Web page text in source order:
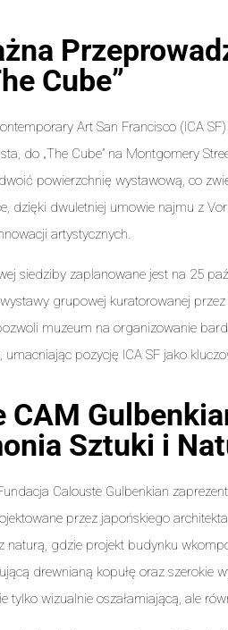
Cube”
Art San Francisco (ICA
do „The Cube” na Montgomery
powierzchnię wystawową, co
dzięki dwuletniej umowie najmu z
artystycznych.
siedziby zaplanowane jest na 25
grupowej kuratorowanej przez
muzeum na organizowanie
umacniając pozycję ICA SF jako
CAM
Sztuki i
Calouste Gulbenkian
przez japońskiego
naturą, gdzie projekt budynku
drewnianą kopułę oraz szerokie
tylko wizualnie oszałamiającą, ale